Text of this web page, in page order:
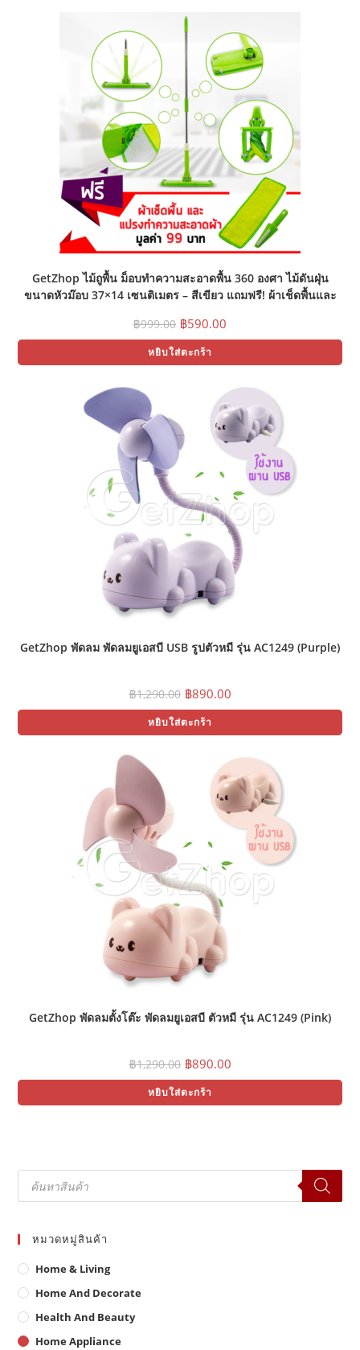
GetZhop ไม้ถูพื้น ม็อบทำความสะอาดพื้น 360 องศา ไม้ดันฝุ่น
ขนาดหัวม๊อบ 37×14 เซนติเมตร – สีเขียว แถมฟรี! ผ้าเช็ดพื้นและ
฿999.00 Original
price
was:
฿999.00.
฿590.00
price
฿590.00.
หยิบใส่ตะกร้า
GetZhop พัดลม พัดลมยูเอสบี USB รูปตัวหมี รุ่น AC1249 (Purple)
฿1,290.00 Original
price
was:
฿1,290.00.
฿890.00Current
price
฿890.00.
หยิบใส่ตะกร้า
GetZhop พัดลมตั้งโต๊ะ พัดลมยูเอสบี ตัวหมี รุ่น AC1249 (Pink)
฿1,290.00 Original
price
was:
฿1,290.00.
฿890.00Current
price
฿890.00.
หยิบใส่ตะกร้า
Products
search
หมวดหมู่สินค้า
Home & Living
Home And Decorate
Health And Beauty
Home Appliance